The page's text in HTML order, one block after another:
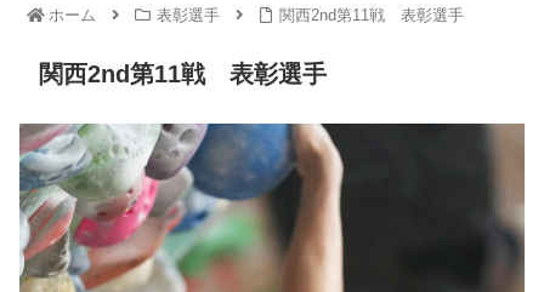
ホーム 表彰選手 関西2nd第11戦 表彰選手
関西2nd第11戦 表彰選手